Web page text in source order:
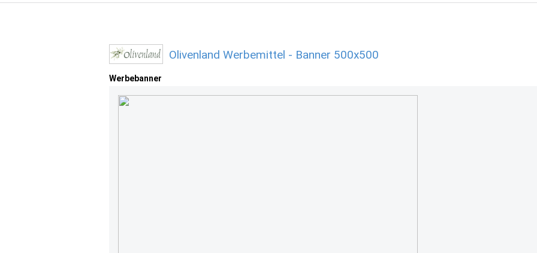
Olivenland Werbemittel - Banner 500x500
Werbebanner